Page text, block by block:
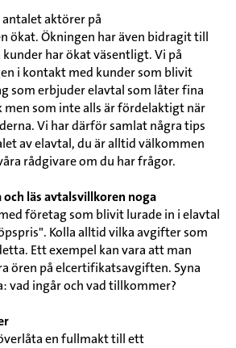
antalet aktörer på
ökat. Ökningen har även bidragit till
har ökat väsentligt. Vi på
i kontakt med kunder som blivit
som erbjuder elavtal som låter fina
men som inte alls är fördelaktigt när
Vi har därför samlat några tips
av elavtal, du är alltid välkommen
rådgivare om du har frågor.
och läs avtalsvillkoren noga
företag som blivit lurade in i elavtal
Kolla alltid vilka avgifter som
Ett exempel kan vara att man
ören på elcertifikatsavgiften. Syna
vad ingår och vad tillkommer?
en fullmakt till ett